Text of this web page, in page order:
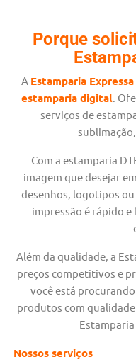
Porque
A Estamparia
estamparia digital.
serviços de
Com a estamparia
imagem que desejar
desenhos, logotipos
impressão é rápido e
Além da qualidade, a
preços competitivos e
você está
produtos com
Estamparia
Nossos serviços